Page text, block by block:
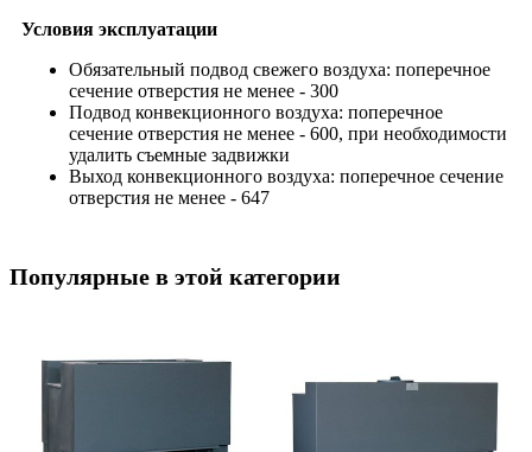
Условия эксплуатации
Обязательный подвод свежего воздуха: поперечное
сечение отверстия не менее - 300
Подвод конвекционного воздуха: поперечное
сечение отверстия не менее - 600, при необходимости
удалить съемные задвижки
Выход конвекционного воздуха: поперечное сечение
отверстия не менее - 647
Популярные в этой категории